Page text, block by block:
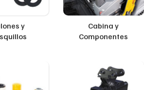
y
Cabina y
Componentes